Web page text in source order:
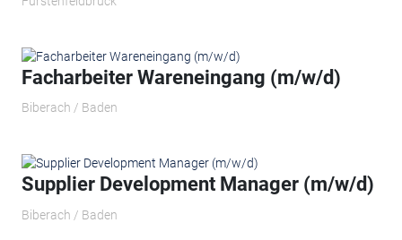
Facharbeiter Wareneingang (m/w/d)
Biberach / Baden
Supplier Development Manager (m/w/d)
Biberach / Baden